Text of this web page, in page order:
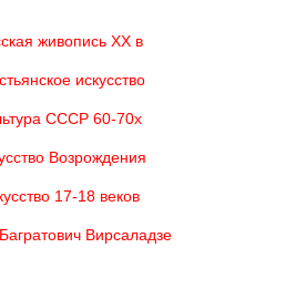
живопись XX в
искусство
СССР 60-70х
Возрождения
17-18 веков
Вирсаладзе